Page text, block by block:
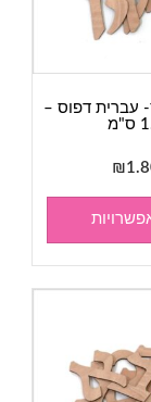
עברית דפוס –
₪